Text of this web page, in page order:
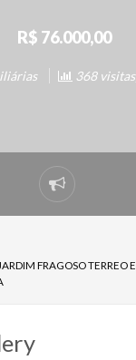
R$ 76.000,00
368
Denunciar
problema
FRAGOSO TERREO